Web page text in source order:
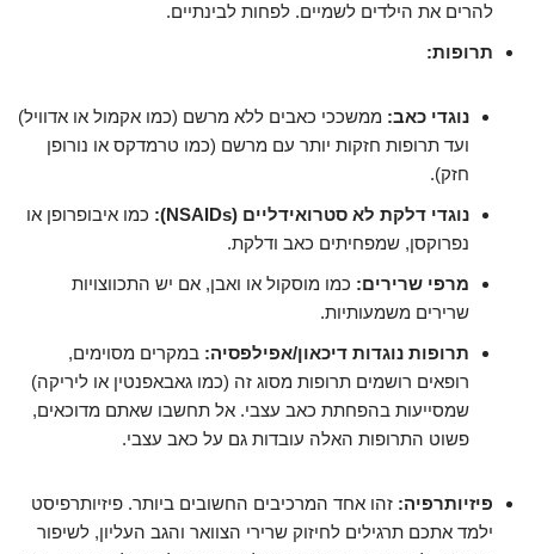
להרים את הילדים לשמיים. לפחות לבינתיים.
תרופות:
נוגדי כאב: ממשככי כאבים ללא מרשם (כמו אקמול או אדוויל)
ועד תרופות חזקות יותר עם מרשם (כמו טרמדקס או נורופן
חזק).
נוגדי דלקת לא סטרואידליים (NSAIDs):
כמו איבופרופן או
נפרוקסן, שמפחיתים כאב ודלקת.
מרפי שרירים: כמו מוסקול או ואבן, אם יש התכווצויות
שרירים משמעותיות.
תרופות נוגדות דיכאון/אפילפסיה: במקרים מסוימים,
רופאים רושמים תרופות מסוג זה (כמו גאבאפנטין או ליריקה)
שמסייעות בהפחתת כאב עצבי. אל תחשבו שאתם מדוכאים,
פשוט התרופות האלה עובדות גם על כאב עצבי.
פיזיותרפיה: זהו אחד המרכיבים החשובים ביותר. פיזיותרפיסט
ילמד אתכם תרגילים לחיזוק שרירי הצוואר והגב העליון, לשיפור